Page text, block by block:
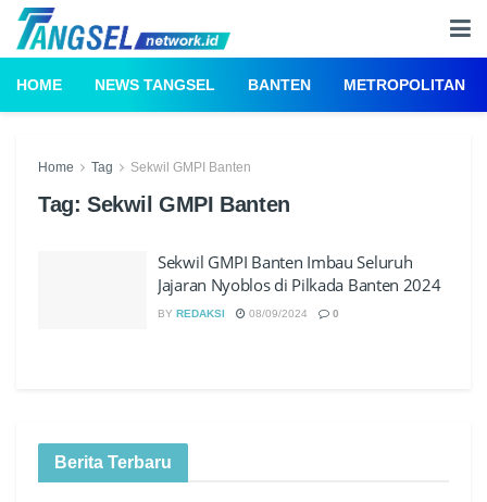
HOME NEWS TANGSEL BANTEN METROPOLITAN
Home Tag Sekwil GMPI Banten
Tag: Sekwil GMPI Banten
Sekwil GMPI Banten Imbau Seluruh
Jajaran Nyoblos di Pilkada Banten 2024
BY REDAKSI 08/09/2024 0
Berita Terbaru